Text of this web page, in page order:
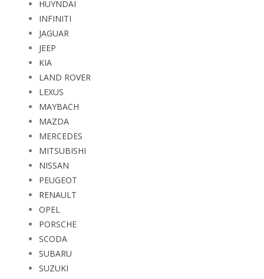
INFINITI
JAGUAR
JEEP
KIA
LAND ROVER
LEXUS
MAYBACH
MAZDA
MERCEDES
MITSUBISHI
NISSAN
PEUGEOT
RENAULT
OPEL
PORSCHE
SCODA
SUBARU
SUZUKI
TOYOTA